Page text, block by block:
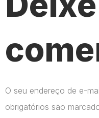
O seu endereço de e-
obrigatórios são